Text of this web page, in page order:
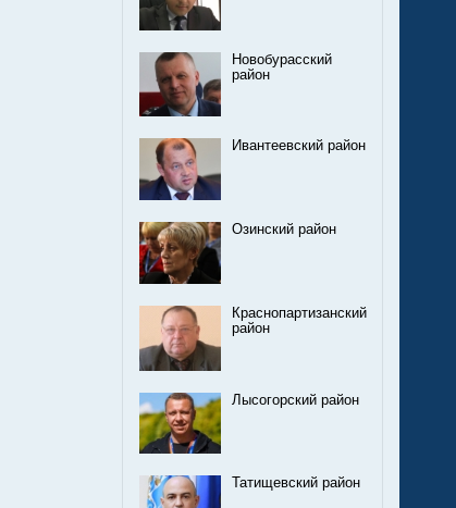
Новобурасский
район
Ивантеевский район
Озинский район
Краснопартизанский
район
Лысогорский район
Татищевский район